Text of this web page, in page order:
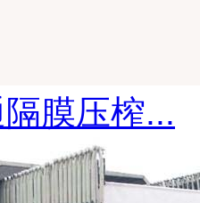
膜压榨...